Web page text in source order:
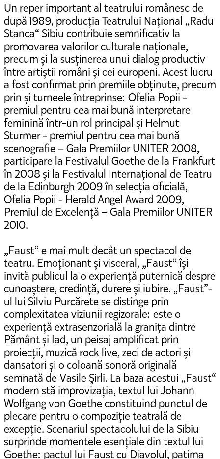
Un reper important al teatrului românesc de
după 1989, producția Teatrului Național „Radu
Stanca“ Sibiu contribuie semnificativ la
promovarea valorilor culturale naționale,
precum și la susținerea unui dialog productiv
între artiștii români și cei europeni. Acest lucru
a fost confirmat prin premiile obținute, precum
prin și turneele întreprinse: Ofelia Popii -
premiul pentru cea mai bună interpretare
feminină într-un rol principal și Helmut
Sturmer - premiul pentru cea mai bună
scenografie – Gala Premiilor UNITER 2008,
participare la Festivalul Goethe de la Frankfurt
în 2008 și la Festivalul Internațional de Teatru
de la Edinburgh 2009 în selecția oficială,
Ofelia Popii - Herald Angel Award 2009,
Premiul de Excelență – Gala Premiilor UNITER
2010.
„Faust“ e mai mult decât un spectacol de
teatru. Emoționant și visceral, „Faust“ își
invită publicul la o experiență puternică despre
cunoaștere, credință, durere și iubire. „Faust”-
ul lui Silviu Purcărete se distinge prin
complexitatea viziunii regizorale: este o
experiență extrasenzorială la granița dintre
Pământ și Iad, un peisaj amplificat prin
proiecții, muzică rock live, zeci de actori și
dansatori și o coloană sonoră originală
semnată de Vasile Şirli. La baza acestui „Faust“
modern stă improvizația, textul lui Johann
Wolfgang von Goethe constituind punctul de
plecare pentru o compoziție teatrală de
excepție. Scenariul spectacolului de la Sibiu
surprinde momentele esențiale din textul lui
Goethe: pactul lui Faust cu Diavolul, patima